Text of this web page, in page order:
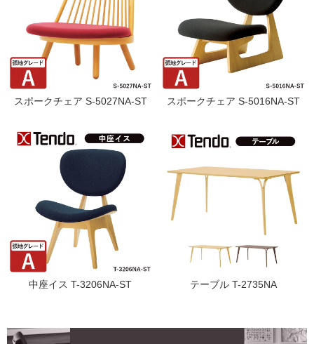
スポークチェア S-5027NA-ST スポークチェア S-5016NA-ST
中座イス T-3206NA-ST テーブル T-2735NA